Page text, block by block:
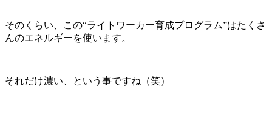
そのくらい、この“ライトワーカー育成プログラム”はたくさ
んのエネルギーを使います。
それだけ濃い、という事ですね（笑）